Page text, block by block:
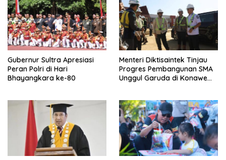
Gubernur Sultra Apresiasi
Peran Polri di Hari
Bhayangkara ke-80
Menteri Diktisaintek Tinjau
Progres Pembangunan SMA
Unggul Garuda di Konawe